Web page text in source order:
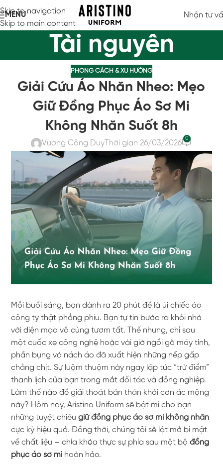
Skip to navigation
Skip to main content
MENU Nhận tư
Tài nguyên
PHONG CÁCH & XU HƯỚNG
Giải Cứu Áo Nhăn Nheo: Mẹo
Giữ Đồng Phục Áo Sơ Mi
Không Nhăn Suốt 8h
Vương Công DuyThời gian 26/03/2026
0
Mỗi buổi sáng, bạn dành ra 20 phút để là ủi chiếc áo
công ty thật phẳng phiu. Bạn tự tin bước ra khỏi nhà
với diện mạo vô cùng tươm tất. Thế nhưng, chỉ sau
một cuốc xe công nghệ hoặc vài giờ ngồi gõ máy tính,
phần bụng và nách áo đã xuất hiện những nếp gấp
chằng chịt. Sự luộm thuộm này ngay lập tức “trừ điểm”
thanh lịch của bạn trong mắt đối tác và đồng nghiệp.
Làm thế nào để giải thoát bản thân khỏi cơn ác mộng
này? Hôm nay, Aristino Uniform sẽ bật mí cho bạn
những tuyệt chiêugiữ đồng phục áo sơ mi không nhăn
cực kỳ hiệu quả. Đồng thời, chúng tôi sẽ lật mở bí mật
về chất liệu – chìa khóa thực sự phía sau một bộđồng
phục áo sơ mi hoàn hảo.